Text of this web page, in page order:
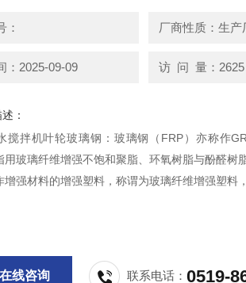
： 厂商性质：生产
：2025-09-09 访 问 量：2625
：
搅拌机叶轮玻璃钢：玻璃钢（FRP）亦称作
用玻璃纤维增强不饱和聚脂、环氧树脂与酚醛树
增强材料的增强塑料，称谓为玻璃纤维增强塑料
在线咨询 联系电话：0519-